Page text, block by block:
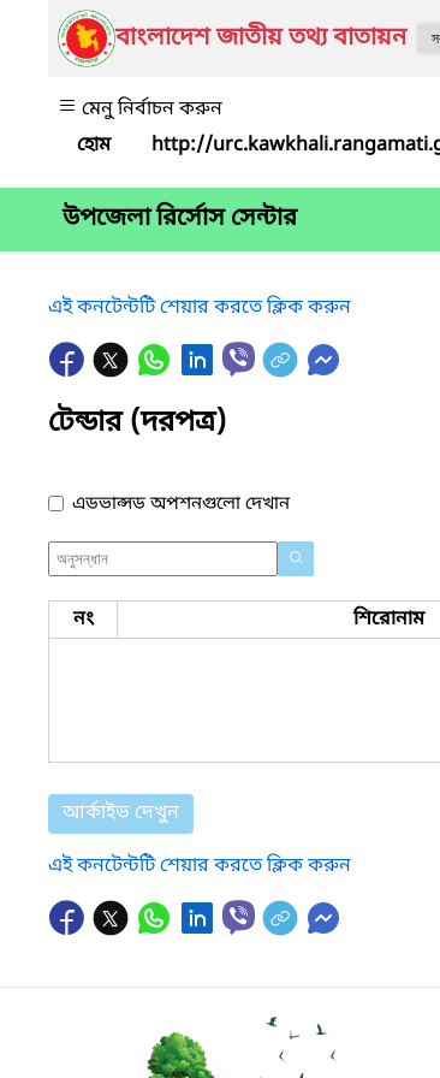
বাংলাদেশ জাতীয় তথ্য বাতায়ন
মেনু নির্বাচন করুন
উপজেলা রির্সোস সেন্টার
এই কনটেন্টটি শেয়ার করতে ক্লিক করুন
টেন্ডার (দরপত্র)
এডভান্সড অপশনগুলো দেখান
নং শিরোনাম
আর্কাইভ দেখুন
এই কনটেন্টটি শেয়ার করতে ক্লিক করুন